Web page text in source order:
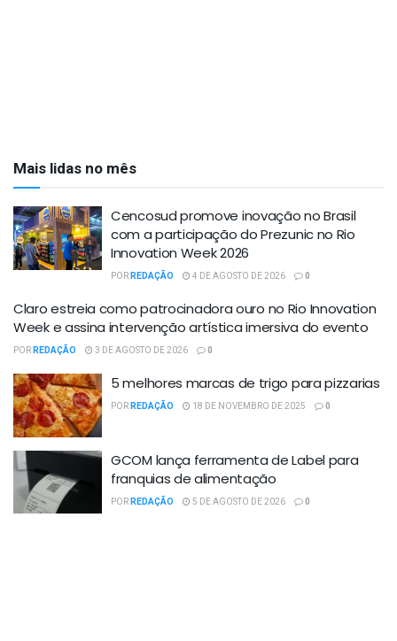
Mais lidas no mês
Cencosud promove inovação no Brasil
com a participação do Prezunic no Rio
Innovation Week 2026
PORREDAÇÃO 4 DE AGOSTO DE 2026 0
Claro estreia como patrocinadora ouro no Rio Innovation
Week e assina intervenção artística imersiva do evento
PORREDAÇÃO 3 DE AGOSTO DE 2026 0
5 melhores marcas de trigo para pizzarias
PORREDAÇÃO 18 DE NOVEMBRO DE 2025 0
GCOM lança ferramenta de Label para
franquias de alimentação
PORREDAÇÃO 5 DE AGOSTO DE 2026 0